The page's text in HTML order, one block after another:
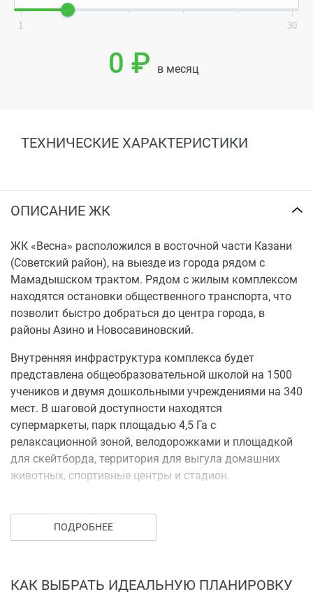
1 30
0 ₽ в месяц
ТЕХНИЧЕСКИЕ ХАРАКТЕРИСТИКИ
ОПИСАНИЕ ЖК
ЖК «Весна» расположился в восточной части Казани
(Советский район), на выезде из города рядом с
Мамадышском трактом. Рядом с жилым комплексом
находятся остановки общественного транспорта, что
позволит быстро добраться до центра города, в
районы Азино и Новосавиновский.
Внутренняя инфраструктура комплекса будет
представлена общеобразовательной школой на 1500
учеников и двумя дошкольными учреждениями на 340
мест. В шаговой доступности находятся
супермаркеты, парк площадью 4,5 Га с
релаксационной зоной, велодорожками и площадкой
для скейтборда, территория для выгула домашних
животных, спортивные центры и стадион.
хорошая экология района;
по индивидуальному дизайн-проекту;
ПОДРОБНЕЕ
КАК ВЫБРАТЬ ИДЕАЛЬНУЮ ПЛАНИРОВКУ